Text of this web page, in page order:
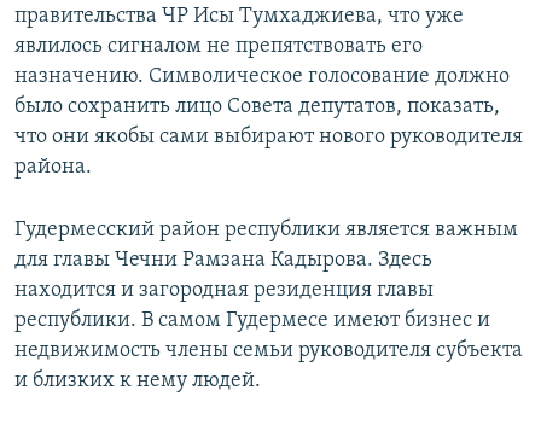
правительства ЧР Исы Тумхаджиева, что уже
явлилось сигналом не препятствовать его
назначению. Символическое голосование должно
было сохранить лицо Совета депутатов, показать,
что они якобы сами выбирают нового руководителя
района.
Гудермесский район республики является важным
для главы Чечни Рамзана Кадырова. Здесь
находится и загородная резиденция главы
республики. В самом Гудермесе имеют бизнес и
недвижимость члены семьи руководителя субъекта
и близких к нему людей.